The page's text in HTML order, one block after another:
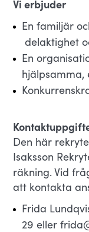
Vi erbjuder
En familjär
delaktighet
En
hjälpsamma,
Den här
Isaksson
räkning.Vid
att kontakta
Frida
29 eller